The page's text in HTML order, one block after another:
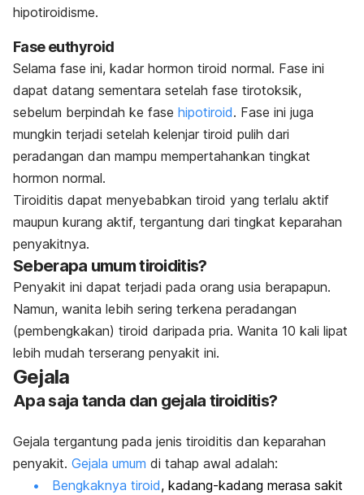
hipotiroidisme.
Fase euthyroid
Selama fase ini, kadar hormon tiroid normal. Fase ini
dapat datang sementara setelah fase tirotoksik,
sebelum berpindah ke fase hipotiroid. Fase ini juga
mungkin terjadi setelah kelenjar tiroid pulih dari
peradangan dan mampu mempertahankan tingkat
hormon normal.
Tiroiditis dapat menyebabkan tiroid yang terlalu aktif
maupun kurang aktif, tergantung dari tingkat keparahan
penyakitnya.
Seberapa umum tiroiditis?
Penyakit ini dapat terjadi pada orang usia berapapun.
Namun, wanita lebih sering terkena peradangan
(pembengkakan) tiroid daripada pria. Wanita 10 kali lipat
lebih mudah terserang penyakit ini.
Gejala
Apa saja tanda dan gejala tiroiditis?
Gejala tergantung pada jenis tiroiditis dan keparahan
penyakit. Gejala umum di tahap awal adalah:
Bengkaknya tiroid, kadang-kadang merasa sakit